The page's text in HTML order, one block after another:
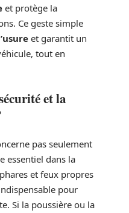
et protège la
Ce geste simple
et garantit un
tout en
et la
pas seulement
essentiel dans la
et feux propres
pour
Si la poussière ou la